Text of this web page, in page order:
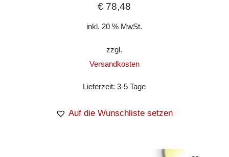
€ 78,48
inkl. 20 % MwSt.
zzgl.
Versandkosten
Lieferzeit:3-5 Tage
Auf die Wunschliste setzen